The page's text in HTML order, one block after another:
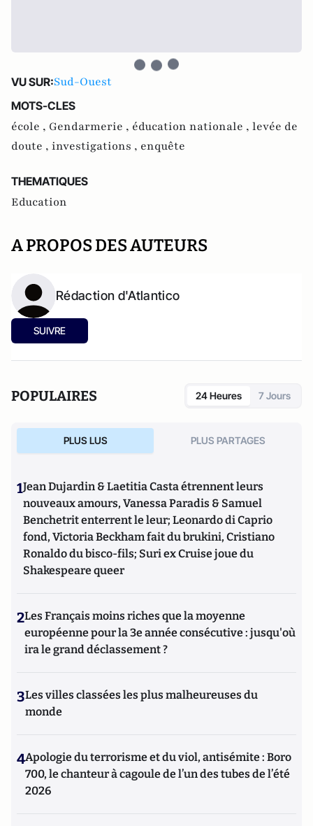
VU SUR:Sud-Ouest
MOTS-CLES
école , Gendarmerie , éducation nationale , levée de
doute , investigations , enquête
THEMATIQUES
Education
A PROPOS DES AUTEURS
Rédaction d'Atlantico
SUIVRE
POPULAIRES 24 Heures 7 Jours
PLUS LUS PLUS PARTAGES
1Jean Dujardin & Laetitia Casta étrennent leurs
nouveaux amours, Vanessa Paradis & Samuel
Benchetrit enterrent le leur; Leonardo di Caprio
fond, Victoria Beckham fait du brukini, Cristiano
Ronaldo du bisco-fils; Suri ex Cruise joue du
Shakespeare queer
2Les Français moins riches que la moyenne
européenne pour la 3e année consécutive : jusqu'où
ira le grand déclassement ?
3Les villes classées les plus malheureuses du
monde
4Apologie du terrorisme et du viol, antisémite : Boro
700, le chanteur à cagoule de l’un des tubes de l’été
2026